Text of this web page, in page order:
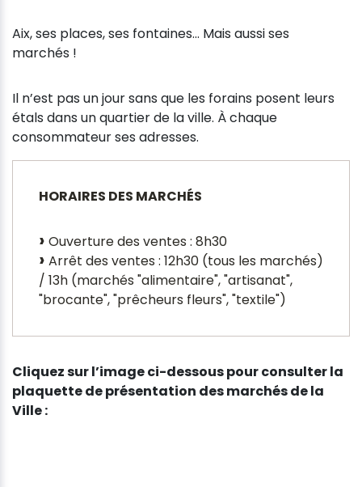
Aix, ses places, ses fontaines... Mais aussi ses
marchés !
Il n’est pas un jour sans que les forains posent leurs
étals dans un quartier de la ville. À chaque
consommateur ses adresses.
HORAIRES DES MARCHÉS
Ouverture des ventes : 8h30
Arrêt des ventes : 12h30 (tous les marchés)
/ 13h (marchés "alimentaire", "artisanat",
"brocante", "prêcheurs fleurs", "textile")
Cliquez sur l’image ci-dessous pour consulter la
plaquette de présentation des marchés de la
Ville :